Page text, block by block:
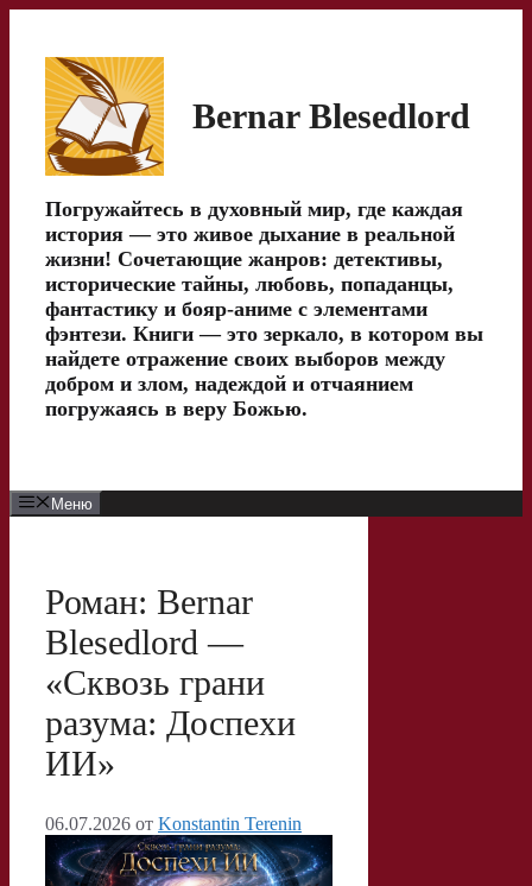
содержимому
Bernar Blesedlord
Погружайтесь в духовный мир, где каждая
история — это живое дыхание в реальной
жизни! Сочетающие жанров: детективы,
исторические тайны, любовь, попаданцы,
фантастику и бояр-аниме с элементами
фэнтези. Книги — это зеркало, в котором вы
найдете отражение своих выборов между
добром и злом, надеждой и отчаянием
погружаясь в веру Божью.
Меню
Роман: Bernar
Blesedlord —
«Сквозь грани
разума: Доспехи
ИИ»
06.07.2026 от Konstantin Terenin